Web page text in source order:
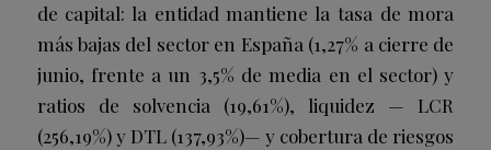
de capital: la entidad mantiene la tasa de mora
más bajas del sector en España (1,27% a cierre de
junio, frente a un 3,5% de media en el sector) y
ratios de solvencia (19,61%), liquidez — LCR
(256,19%) y DTL (137,93%)— y cobertura de riesgos